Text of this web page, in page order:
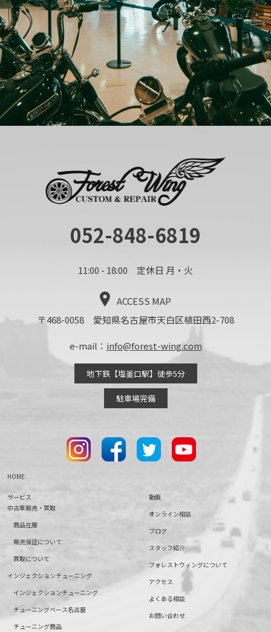
052-848-6819
11:00 - 18:00 定休日 月・火
ACCESS MAP
〒468-0058 愛知県名古屋市天白区植田西2-708
e-mail： info@forest-wing.com
地下鉄【塩釜口駅】徒歩5分
駐車場完備
HOME
サービス
中古車販売・買取
商品在庫
販売保証について
買取について
インジェクションチューニング
インジェクションチューニング
チューニングベース名古屋
チューニング商品
動画
オンライン相談
ブログ
スタッフ紹介
フォレストウィングについて
アクセス
よくある相談
お問い合わせ